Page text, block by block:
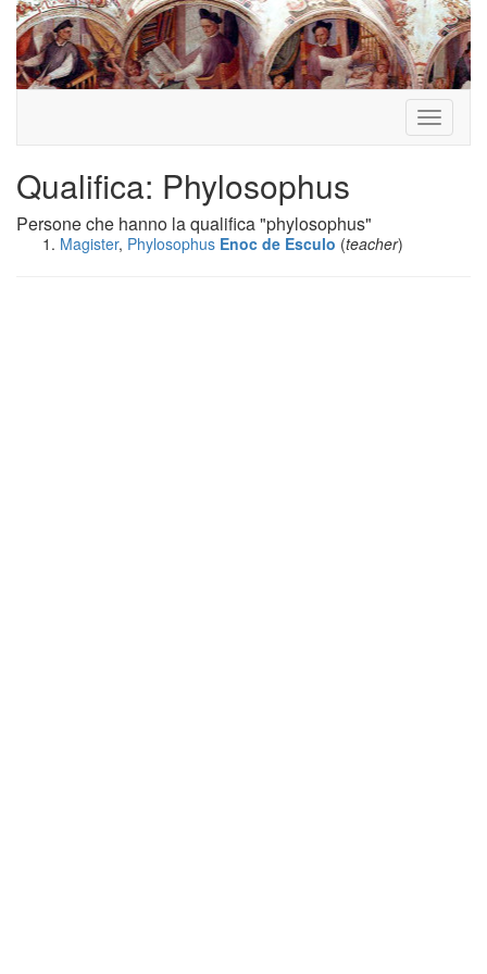
Toggle
Qualifica: Phylosophus
Persone che hanno la qualifica "phylosophus"
Magister, Phylosophus Enoc de Esculo (teacher)